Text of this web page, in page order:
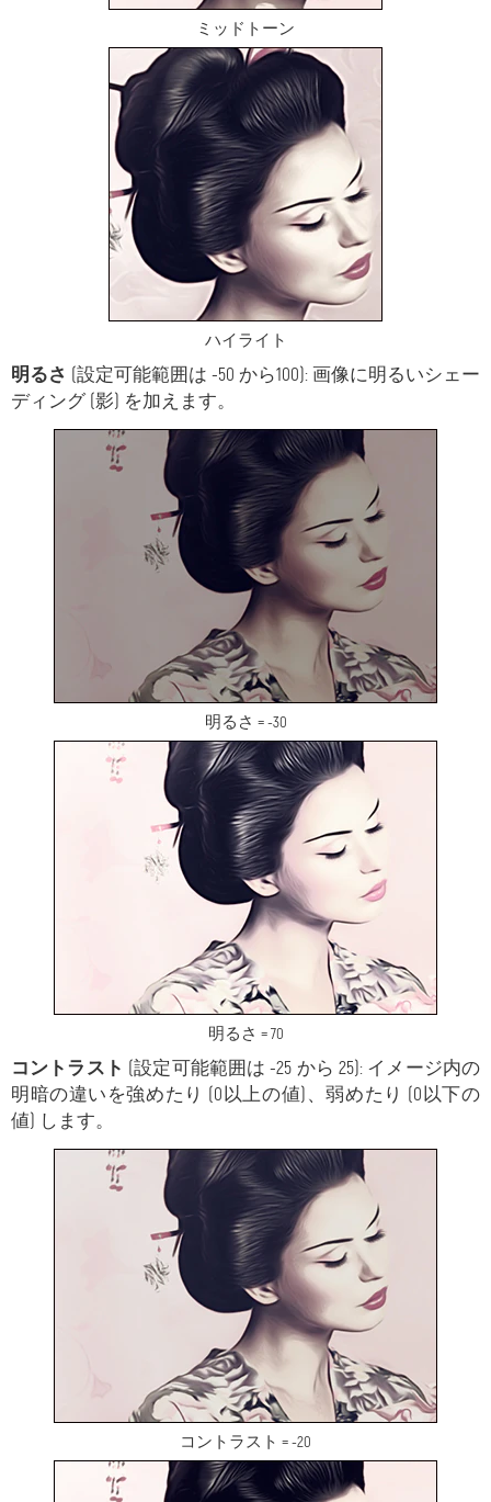
ミッドトーン
ハイライト
明るさ (設定可能範囲は -50 から100): 画像に明るいシェー
ディング (影) を加えます。
明るさ = -30
明るさ = 70
コントラスト (設定可能範囲は -25 から 25): イメージ内の
明暗の違いを強めたり (0以上の値)、弱めたり (0以下の
値) します。
コントラスト = -20